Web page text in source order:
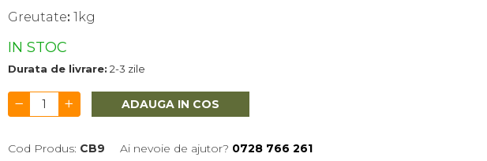
Greutate: 1kg
IN STOC
Durata de livrare: 2-3 zile
ADAUGA IN COS
Cod Produs: CB9 Ai nevoie de ajutor? 0728 766 261